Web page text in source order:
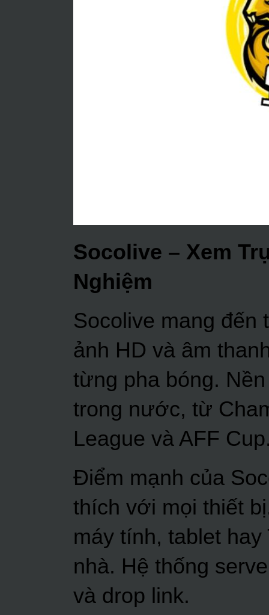
Socolive – Xem
Nghiệm
Socolive mang đến
ảnh HD và âm
từng pha bóng.
trong nước, từ
League và AFF
Điểm mạnh của
thích với mọi thiết
máy tính, tablet
nhà. Hệ thống
và drop link.